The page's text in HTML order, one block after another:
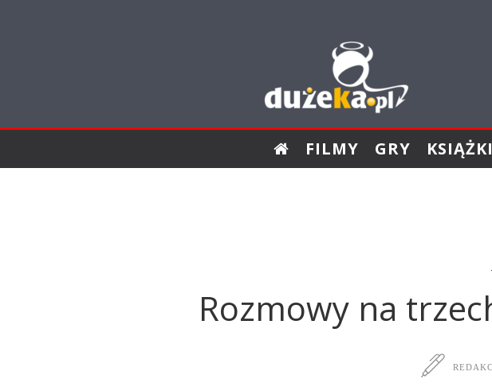
FILMY GRY KSIĄŻKI
Rozmowy na